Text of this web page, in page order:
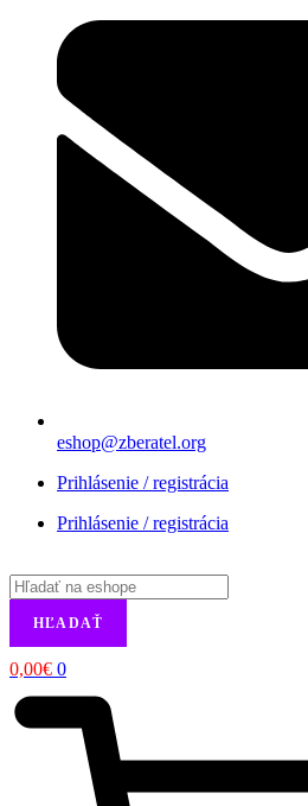
eshop@zberatel.org
Prihlásenie / registrácia
Prihlásenie / registrácia
Products
search
HĽADAŤ
0,00€ 0